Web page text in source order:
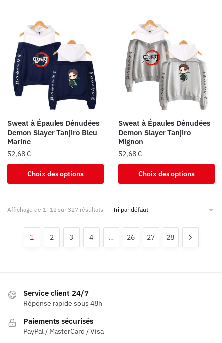
plusieurs
variations.
Les
options
peuvent
être
choisies
page
du
produit
plusieurs
variations.
Les
options
peuvent
être
choisies
page
du
produit
Sweat à Épaules Dénudées
Demon Slayer Tanjiro Bleu
Marine
52,68€
Choix des options
produit
plusieurs
options
sur
la
du
produit
Sweat à Épaules Dénudées
Demon Slayer Tanjiro
Mignon
52,68€
Choix des options
produit
plusieurs
Les
options
Affichage de 1–12 sur 327 résultats
1 2 3 4 … 26 27 28
Service client 24/7
Réponse rapide sous 48h
Paiements sécurisés
PayPal / MasterCard / Visa